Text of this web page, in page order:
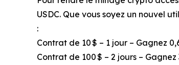
USDC. Que vous soyez un nouvel
:
Contrat de 10 $ – 1 jour – Gagnez
Contrat de 100 $ – 2 jours –